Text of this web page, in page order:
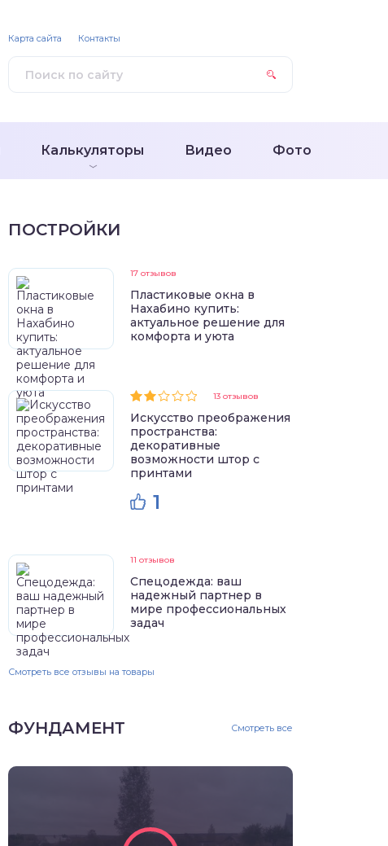
Калькуляторы Видео Фото
Карта сайта Контакты
ПОСТРОЙКИ
17 отзывов
Пластиковые окна в
Нахабино купить:
актуальное решение для
комфорта и уюта
13 отзывов
Искусство преображения
пространства:
декоративные
возможности штор с
принтами
1
11 отзывов
Спецодежда: ваш
надежный партнер в
мире профессиональных
задач
Смотреть все отзывы на товары
ФУНДАМЕНТ Смотреть все